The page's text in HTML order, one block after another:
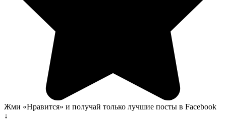
Жми «Нравится» и получай только лучшие посты в Facebook
↓